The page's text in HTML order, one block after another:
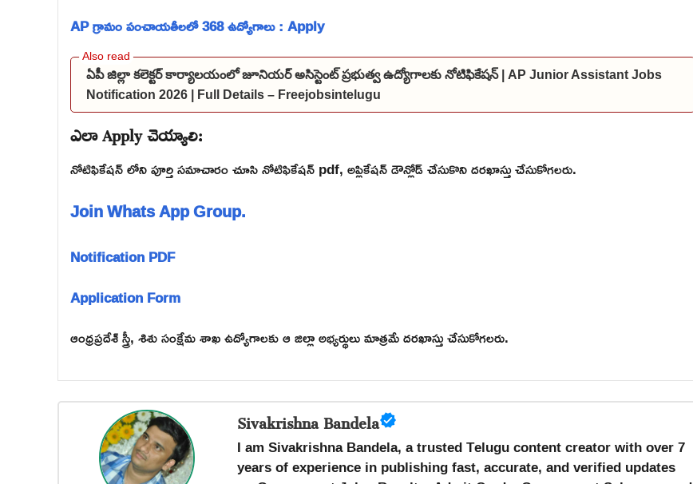
AP గ్రామం పంచాయతీలలో 368 ఉద్యోగాలు : Apply
ఏపీ జిల్లా కలెక్టర్ కార్యాలయంలో జూనియర్ అసిస్టెంట్ ప్రభుత్వ ఉద్యోగాలకు నోటిఫికేషన్ | AP Junior Assistant Jobs
Notification 2026 | Full Details – Freejobsintelugu
ఎలా Apply చెయ్యాలి:
నోటిఫికేషన్ లోని పూర్తి సమాచారం చూసి నోటిఫికేషన్ pdf, అప్లికేషన్ డౌన్లోడ్ చేసుకొని దరఖాస్తు చేసుకోగలరు.
Join Whats App Group.
Notification PDF
Application Form
ఆంధ్రప్రదేశ్ స్త్రీ, శిశు సంక్షేమ శాఖ ఉద్యోగాలకు ఆ జిల్లా అభ్యర్థులు మాత్రమే దరఖాస్తు చేసుకోగలరు.
Sivakrishna Bandela
I am Sivakrishna Bandela, a trusted Telugu content creator with over 7
years of experience in publishing fast, accurate, and verified updates